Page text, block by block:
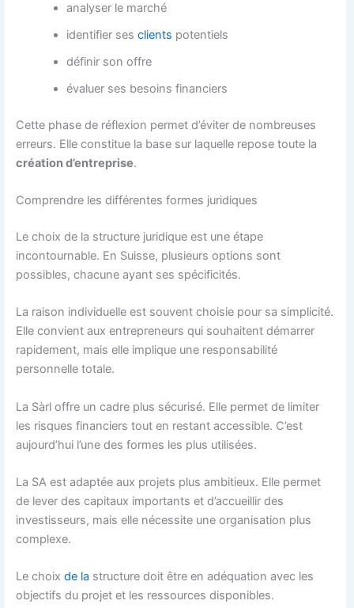
analyser le marché
identifier sesclients potentiels
définir son offre
évaluer ses besoins financiers
Cette phase de réflexion permet d’éviter de nombreuses
erreurs. Elle constitue la base sur laquelle repose toute la
création d’entreprise.
Comprendre les différentes formes juridiques
Le choix de la structure juridique est une étape
incontournable. En Suisse, plusieurs options sont
possibles, chacune ayant ses spécificités.
La raison individuelle est souvent choisie pour sa simplicité.
Elle convient aux entrepreneurs qui souhaitent démarrer
rapidement, mais elle implique une responsabilité
personnelle totale.
La Sàrl offre un cadre plus sécurisé. Elle permet de limiter
les risques financiers tout en restant accessible. C’est
aujourd’hui l’une des formes les plus utilisées.
La SA est adaptée aux projets plus ambitieux. Elle permet
de lever des capitaux importants et d’accueillir des
investisseurs, mais elle nécessite une organisation plus
complexe.
Le choixde la structure doit être en adéquation avec les
objectifs du projet et les ressources disponibles.